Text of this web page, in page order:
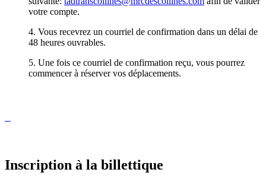
votre compte.
4. Vous recevrez un courriel de confirmation dans un délai de
48 heures ouvrables.
5. Une fois ce courriel de confirmation reçu, vous pourrez
commencer à réserver vos déplacements.
Inscription à la billettique